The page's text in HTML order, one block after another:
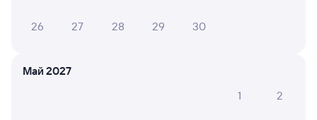
26 27 28 29 30
Май 2027
1
2